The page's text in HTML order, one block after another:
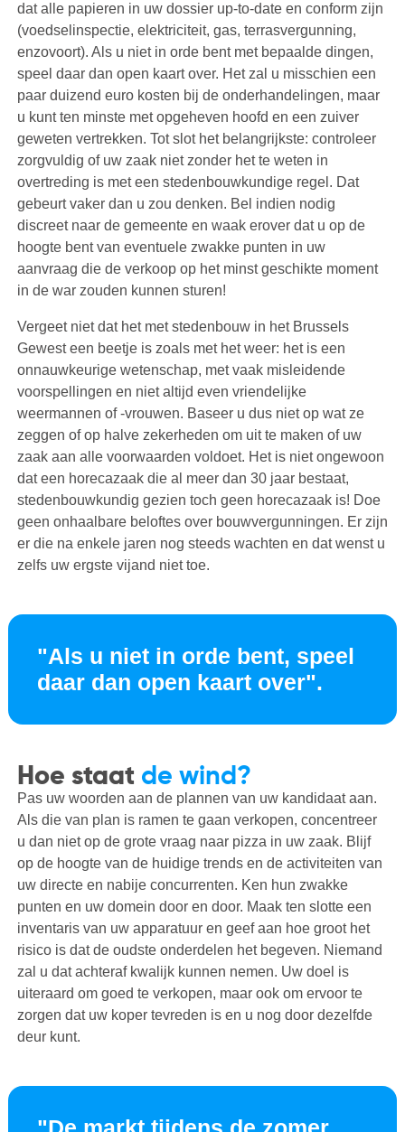
dat alle papieren in uw dossier up-to-date en conform zijn
(voedselinspectie, elektriciteit, gas, terrasvergunning,
enzovoort). Als u niet in orde bent met bepaalde dingen,
speel daar dan open kaart over. Het zal u misschien een
paar duizend euro kosten bij de onderhandelingen, maar
u kunt ten minste met opgeheven hoofd en een zuiver
geweten vertrekken. Tot slot het belangrijkste: controleer
zorgvuldig of uw zaak niet zonder het te weten in
overtreding is met een stedenbouwkundige regel. Dat
gebeurt vaker dan u zou denken. Bel indien nodig
discreet naar de gemeente en waak erover dat u op de
hoogte bent van eventuele zwakke punten in uw
aanvraag die de verkoop op het minst geschikte moment
in de war zouden kunnen sturen!
Vergeet niet dat het met stedenbouw in het Brussels
Gewest een beetje is zoals met het weer: het is een
onnauwkeurige wetenschap, met vaak misleidende
voorspellingen en niet altijd even vriendelijke
weermannen of -vrouwen. Baseer u dus niet op wat ze
zeggen of op halve zekerheden om uit te maken of uw
zaak aan alle voorwaarden voldoet. Het is niet ongewoon
dat een horecazaak die al meer dan 30 jaar bestaat,
stedenbouwkundig gezien toch geen horecazaak is! Doe
geen onhaalbare beloftes over bouwvergunningen. Er zijn
er die na enkele jaren nog steeds wachten en dat wenst u
zelfs uw ergste vijand niet toe.
"Als u niet in orde bent, speel
daar dan open kaart over".
Hoe staat de wind?
Pas uw woorden aan de plannen van uw kandidaat aan.
Als die van plan is ramen te gaan verkopen, concentreer
u dan niet op de grote vraag naar pizza in uw zaak. Blijf
op de hoogte van de huidige trends en de activiteiten van
uw directe en nabije concurrenten. Ken hun zwakke
punten en uw domein door en door. Maak ten slotte een
inventaris van uw apparatuur en geef aan hoe groot het
risico is dat de oudste onderdelen het begeven. Niemand
zal u dat achteraf kwalijk kunnen nemen. Uw doel is
uiteraard om goed te verkopen, maar ook om ervoor te
zorgen dat uw koper tevreden is en u nog door dezelfde
deur kunt.